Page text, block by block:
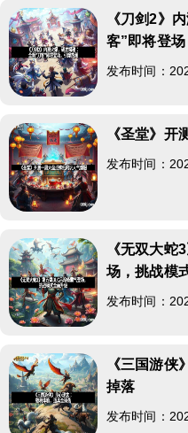
《刀剑2》
客”即将登
发布时间：
《圣堂》开
发布时间：
《无双大蛇
场，挑战模
发布时间：
《三国游侠
掉落
发布时间：